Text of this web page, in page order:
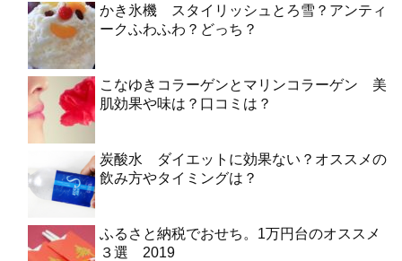
かき氷機 スタイリッシュとろ雪？アンティ
ークふわふわ？どっち？
こなゆきコラーゲンとマリンコラーゲン 美
肌効果や味は？口コミは？
炭酸水 ダイエットに効果ない？オススメの
飲み方やタイミングは？
ふるさと納税でおせち。1万円台のオススメ
３選 2019